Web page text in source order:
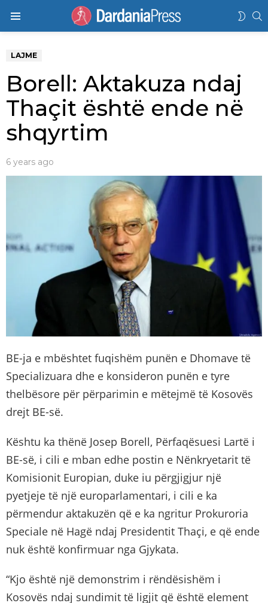
LAJME
Borell: Aktakuza ndaj
Thaçit është ende në
shqyrtim
6 years ago
BE-ja e mbështet fuqishëm punën e Dhomave të
Specializuara dhe e konsideron punën e tyre
thelbësore për përparimin e mëtejmë të Kosovës
drejt BE-së.
Kështu ka thënë Josep Borell, Përfaqësuesi Lartë i
BE-së, i cili e mban edhe postin e Nënkryetarit të
Komisionit Europian, duke iu përgjigjur një
pyetjeje të një europarlamentari, i cili e ka
përmendur aktakuzën që e ka ngritur Prokuroria
Speciale në Hagë ndaj Presidentit Thaçi, e që ende
nuk është konfirmuar nga Gjykata.
“Kjo është një demonstrim i rëndësishëm i
Kosovës ndaj sundimit të ligjit që është element